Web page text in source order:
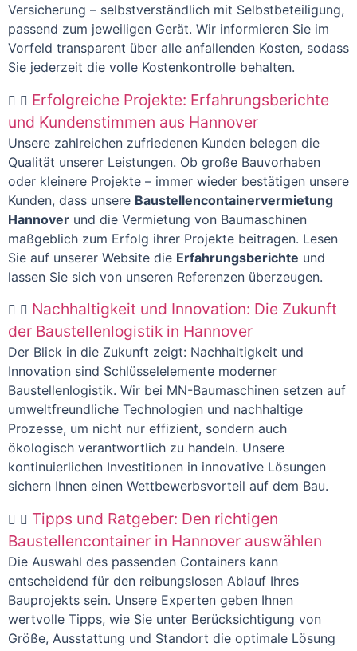
Versicherung – selbstverständlich mit Selbstbeteiligung,
passend zum jeweiligen Gerät. Wir informieren Sie im
Vorfeld transparent über alle anfallenden Kosten, sodass
Sie jederzeit die volle Kostenkontrolle behalten.
Erfolgreiche Projekte: Erfahrungsberichte
und Kundenstimmen aus Hannover
Unsere zahlreichen zufriedenen Kunden belegen die
Qualität unserer Leistungen. Ob große Bauvorhaben
oder kleinere Projekte – immer wieder bestätigen unsere
Kunden, dass unsere Baustellencontainervermietung
Hannover und die Vermietung von Baumaschinen
maßgeblich zum Erfolg ihrer Projekte beitragen. Lesen
Sie auf unserer Website die Erfahrungsberichte und
lassen Sie sich von unseren Referenzen überzeugen.
Nachhaltigkeit und Innovation: Die Zukunft
der Baustellenlogistik in Hannover
Der Blick in die Zukunft zeigt: Nachhaltigkeit und
Innovation sind Schlüsselelemente moderner
Baustellenlogistik. Wir bei MN-Baumaschinen setzen auf
umweltfreundliche Technologien und nachhaltige
Prozesse, um nicht nur effizient, sondern auch
ökologisch verantwortlich zu handeln. Unsere
kontinuierlichen Investitionen in innovative Lösungen
sichern Ihnen einen Wettbewerbsvorteil auf dem Bau.
Tipps und Ratgeber: Den richtigen
Baustellencontainer in Hannover auswählen
Die Auswahl des passenden Containers kann
entscheidend für den reibungslosen Ablauf Ihres
Bauprojekts sein. Unsere Experten geben Ihnen
wertvolle Tipps, wie Sie unter Berücksichtigung von
Größe, Ausstattung und Standort die optimale Lösung